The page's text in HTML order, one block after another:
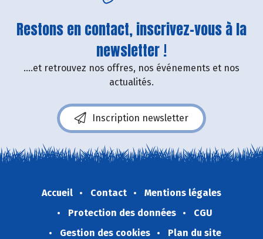
Restons en contact, inscrivez-vous à la
newsletter !
....et retrouvez nos offres, nos événements et nos
actualités.
Inscription newsletter
Accueil Contact
Mentions légales
Protection des données
CGU
Gestion des cookies
Plan du site